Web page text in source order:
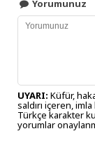
Yorumunuz
UYARI: Küfür,
saldırı içeren, imla
Türkçe karakter
yorumlar